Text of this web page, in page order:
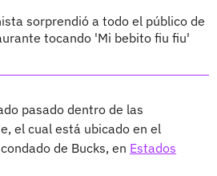
sorprendió a todo el público de
tocando 'Mi bebito fiu fiu'
pasado dentro de las
el cual está ubicado en el
de Bucks, en Estados